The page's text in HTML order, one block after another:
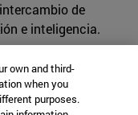
de
e inteligencia.
a/202102/05/WS
own and third-
when you
purposes.